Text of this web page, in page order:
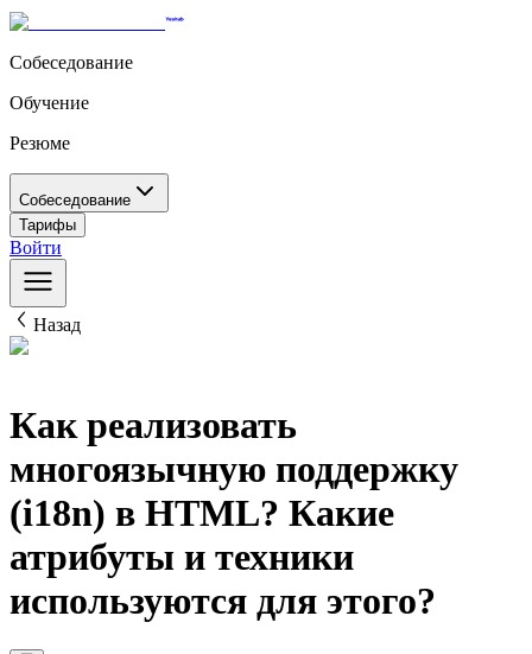
Собеседование
Обучение
Резюме
Собеседование
Тарифы
Войти
Назад
Как реализовать
многоязычную поддержку
(i18n) в HTML? Какие
атрибуты и техники
используются для этого?